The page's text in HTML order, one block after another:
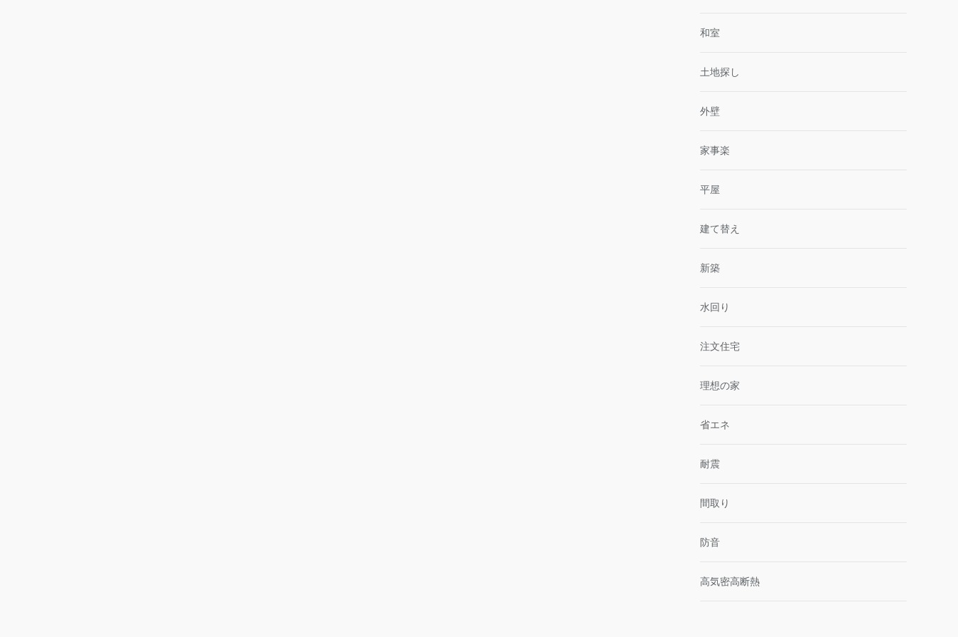
和室
土地探し
外壁
家事楽
平屋
建て替え
新築
水回り
注文住宅
理想の家
省エネ
耐震
間取り
防音
高気密高断熱